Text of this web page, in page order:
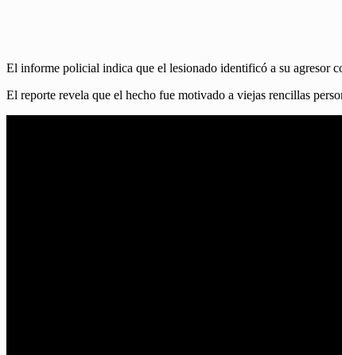
El informe policial indica que el lesionado identificó a su agresor
El reporte revela que el hecho fue motivado a viejas rencillas